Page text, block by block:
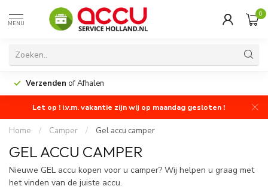
MENU
0
Verzenden of Afhalen
Let op ! i.v.m. vakantie zijn wij op maandag gesloten !
Home / Camper / Gel accu camper
GEL ACCU CAMPER
Nieuwe GEL accu kopen voor u camper? Wij helpen u graag met
het vinden van de juiste accu.